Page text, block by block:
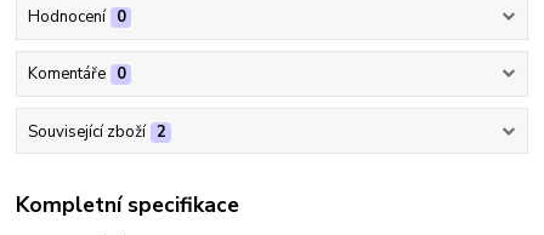
Hodnocení 0
Komentáře 0
Související zboží 2
Kompletní specifikace